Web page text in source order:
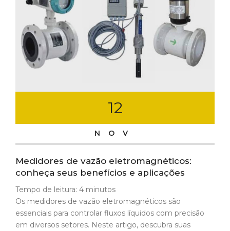
12
NOV
Medidores de vazão eletromagnéticos:
conheça seus benefícios e aplicações
Tempo de leitura: 4 minutos
Os medidores de vazão eletromagnéticos são
essenciais para controlar fluxos líquidos com precisão
em diversos setores. Neste artigo, descubra suas